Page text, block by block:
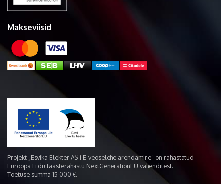
Makseviisid
Projekt „Esvika Elekter AS-i E-veoselehe arendamine“ on rahastatud
Euroopa Liidu taasterahastu NextGenerationEU vahenditest.
Toetuse summa 15 000 €.